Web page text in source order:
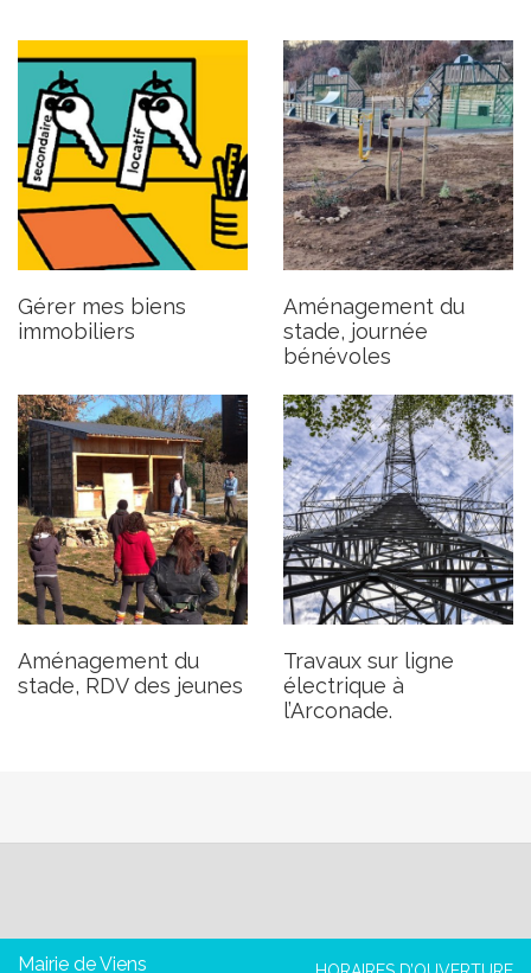
Gérer mes biens
immobiliers
Aménagement du
stade, journée
bénévoles
Aménagement du stade,
RDV des jeunes
Aménagement du
stade, RDV des jeunes
Travaux sur ligne électrique
à l’Arconade.
Travaux sur ligne
électrique à
l’Arconade.
Mairie de Viens